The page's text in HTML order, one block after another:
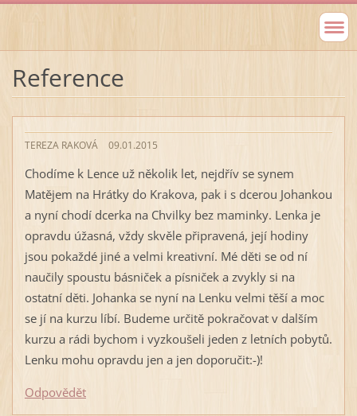
Reference
TEREZA RAKOVÁ 09.01.2015
Chodíme k Lence už několik let, nejdřív se synem
Matějem na Hrátky do Krakova, pak i s dcerou Johankou
a nyní chodí dcerka na Chvilky bez maminky. Lenka je
opravdu úžasná, vždy skvěle připravená, její hodiny
jsou pokaždé jiné a velmi kreativní. Mé děti se od ní
naučily spoustu básniček a písniček a zvykly si na
ostatní děti. Johanka se nyní na Lenku velmi těší a moc
se jí na kurzu líbí. Budeme určitě pokračovat v dalším
kurzu a rádi bychom i vyzkoušeli jeden z letních pobytů.
Lenku mohu opravdu jen a jen doporučit:-)!
Odpovědět